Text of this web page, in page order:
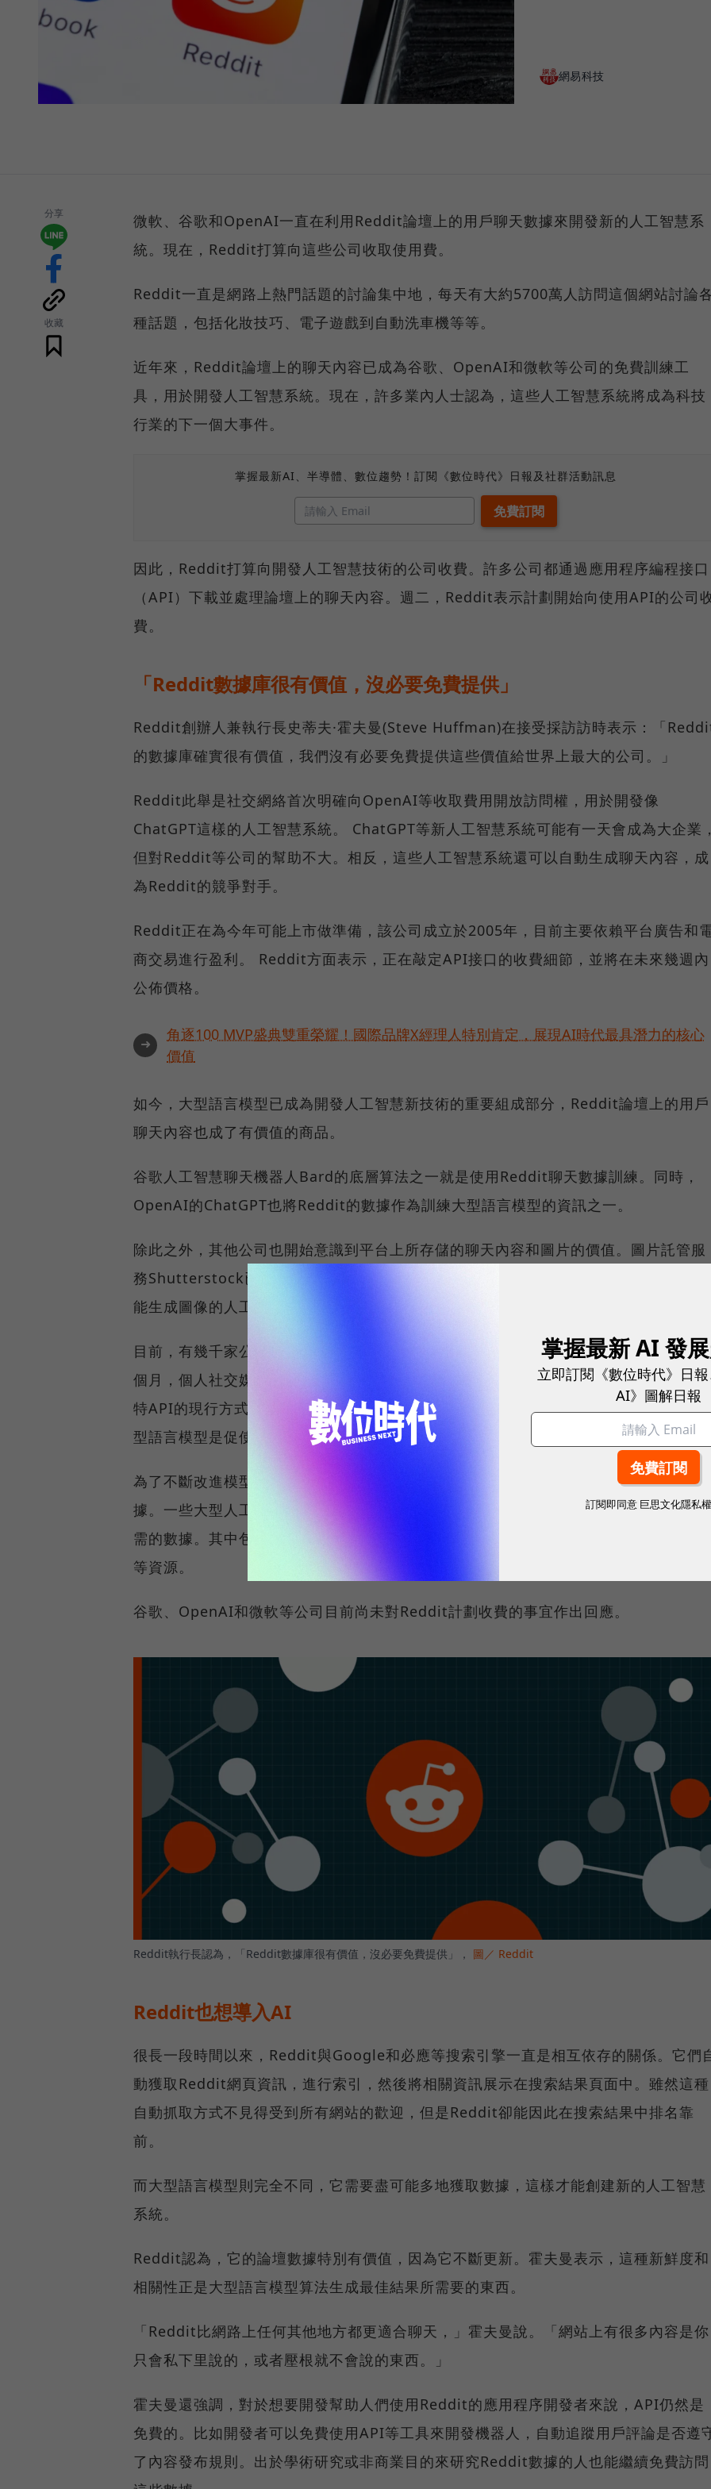
網易科技
分享
收藏
微軟、谷歌和OpenAI一直在利用Reddit論壇上的用戶聊天數據來開發新的人工智慧系
統。現在，Reddit打算向這些公司收取使用費。
Reddit一直是網路上熱門話題的討論集中地，每天有大約5700萬人訪問這個網站討論
種話題，包括化妝技巧、電子遊戲到自動洗車機等等。
近年來，Reddit論壇上的聊天內容已成為谷歌、OpenAI和微軟等公司的免費訓練工
具，用於開發人工智慧系統。現在，許多業內人士認為，這些人工智慧系統將成為科技
行業的下一個大事件。
掌握最新AI、半導體、數位趨勢！訂閱《數位時代》日報及社群活動訊息
因此，Reddit打算向開發人工智慧技術的公司收費。許多公司都通過應用程序編程接口
（API）下載並處理論壇上的聊天內容。週二，Reddit表示計劃開始向使用API的公司
費。
「Reddit數據庫很有價值，沒必要免費提供」
Reddit創辦人兼執行長史蒂夫·霍夫曼(Steve Huffman)在接受採訪訪時表示：「
的數據庫確實很有價值，我們沒有必要免費提供這些價值給世界上最大的公司。」
Reddit此舉是社交網絡首次明確向OpenAI等收取費用開放訪問權，用於開發像
ChatGPT這樣的人工智慧系統。 ChatGPT等新人工智慧系統可能有一天會成為大企業
但對Reddit等公司的幫助不大。相反，這些人工智慧系統還可以自動生成聊天內容，成
為Reddit的競爭對手。
Reddit正在為今年可能上市做準備，該公司成立於2005年，目前主要依賴平台廣告和
商交易進行盈利。 Reddit方面表示，正在敲定API接口的收費細節，並將在未來幾週內
公佈價格。
➜
角逐100 MVP盛典雙重榮耀！國際品牌X經理人特別肯定，展現AI時代最具潛力的核心
價值
如今，大型語言模型已成為開發人工智慧新技術的重要組成部分，Reddit論壇上的用戶
聊天內容也成了有價值的商品。
谷歌人工智慧聊天機器人Bard的底層算法之一就是使用Reddit聊天數據訓練。同時，
OpenAI的ChatGPT也將Reddit的數據作為訓練大型語言模型的資訊之一。
除此之外，其他公司也開始意識到平台上所存儲的聊天內容和圖片的價值。圖片託管服
務Shutterstock已經把圖像數據出售給OpenAI，幫助開發了能夠根據簡單文字提示就
能生成圖像的人工智慧系統DALL-E。
目前，有幾千家公司和大小開發者都在使用API跟踪推特平台上的幾百萬條聊天內容。
個月，個人社交媒體平台推特所有者伊隆·馬斯克(Elon Musk)表示，他正在改變使用推
特API的現行方式，要為使用API收取幾萬到幾十萬不等的費用。不過馬斯克沒有提到大
型語言模型是促使他做出改變的原因。
為了不斷改進模型，人工智慧企業需要兩個重要因素：強大的計算能力和大量可用的數
據。一些大型人工智慧開發企業通常擁有足夠的算力，但仍會在網路上尋找改進算法所
需的數據。其中包括維基百科、各種數位化書籍、學術文章和Reddit論壇上的聊天內容
等資源。
谷歌、OpenAI和微軟等公司目前尚未對Reddit計劃收費的事宜作出回應。
Reddit執行長認為，「Reddit數據庫很有價值，沒必要免費提供」， 圖／ Reddit
Reddit也想導入AI
很長一段時間以來，Reddit與Google和必應等搜索引擎一直是相互依存的關係。它們
動獲取Reddit網頁資訊，進行索引，然後將相關資訊展示在搜索結果頁面中。雖然這種
自動抓取方式不見得受到所有網站的歡迎，但是Reddit卻能因此在搜索結果中排名靠
前。
而大型語言模型則完全不同，它需要盡可能多地獲取數據，這樣才能創建新的人工智慧
系統。
Reddit認為，它的論壇數據特別有價值，因為它不斷更新。霍夫曼表示，這種新鮮度和
相關性正是大型語言模型算法生成最佳結果所需要的東西。
「Reddit比網路上任何其他地方都更適合聊天，」霍夫曼說。「網站上有很多內容是你
只會私下里說的，或者壓根就不會說的東西。」
霍夫曼還強調，對於想要開發幫助人們使用Reddit的應用程序開發者來說，API仍然是
免費的。比如開發者可以免費使用API等工具來開發機器人，自動追蹤用戶評論是否遵
了內容發布規則。出於學術研究或非商業目的來研究Reddit數據的人也能繼續免費訪問
掌握最新 AI 發
立即訂閱《數位時代》日
AI》圖解日報
訂閱即同意 巨思文化隱私